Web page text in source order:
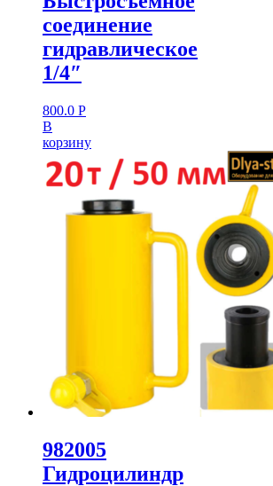
соединение
гидравлическое
1/4″
800.0 Р
В
корзину
982005
Гидроцилиндр